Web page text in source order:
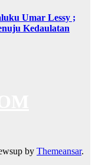
Umar Lessy ;
Kedaulatan
by Themeansar.